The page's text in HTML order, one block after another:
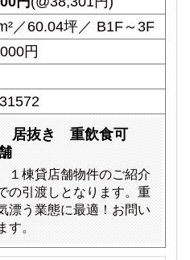
／60.04坪／ B1F～3F
円
居抜き 重飲食可
１棟貸店舗物件のご紹介
の引渡しとなります。重
漂う業態に最適！お問い
す。